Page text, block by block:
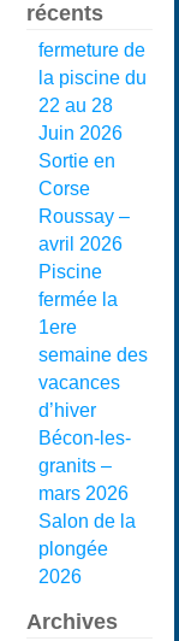
récents
fermeture de
la piscine du
22 au 28
Juin 2026
Sortie en
Corse
Roussay –
avril 2026
Piscine
fermée la
1ere
semaine des
vacances
d’hiver
Bécon-les-
granits –
mars 2026
Salon de la
plongée
2026
Archives